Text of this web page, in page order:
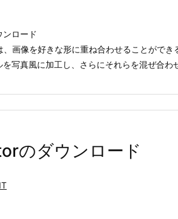
ロード
、画像を好きな形に重ね合わせることができ
写真風に加工し、さらにそれらを混ぜ合わ
のダウンロード
IT